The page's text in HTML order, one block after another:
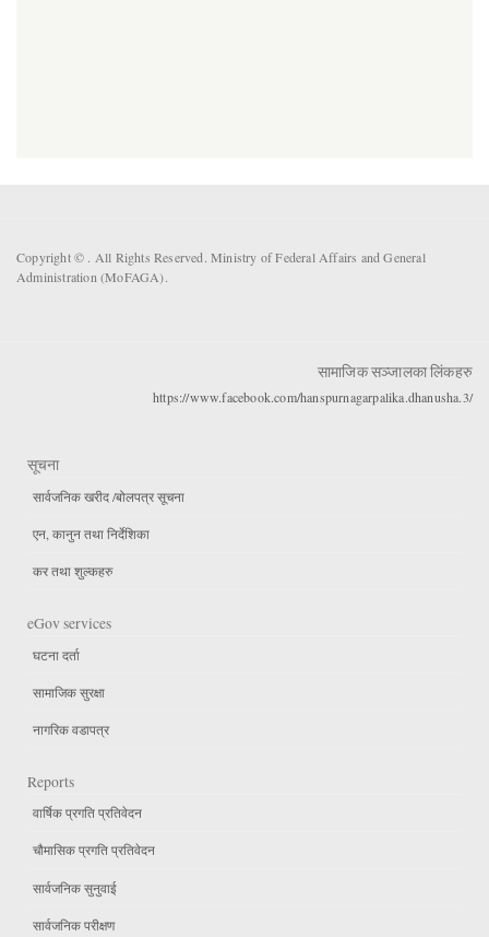
Copyright © . All Rights Reserved. Ministry of Federal Affairs and General
Administration (MoFAGA).
सामाजिक सञ्जालका लिंकहरु
https://www.facebook.com/hanspurnagarpalika.dhanusha.3/
सूचना
सार्वजनिक खरीद /बोलपत्र सूचना
एन, कानुन तथा निर्देशिका
कर तथा शुल्कहरु
eGov services
घटना दर्ता
सामाजिक सुरक्षा
नागरिक वडापत्र
Reports
वार्षिक प्रगति प्रतिवेदन
चौमासिक प्रगति प्रतिवेदन
सार्वजनिक सुनुवाई
सार्वजनिक परीक्षण